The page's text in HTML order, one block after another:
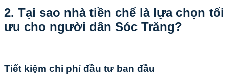
2. Tại sao nhà tiền chế là lựa chọn tối
ưu cho người dân Sóc Trăng?
Tiết kiệm chi phí đầu tư ban đầu